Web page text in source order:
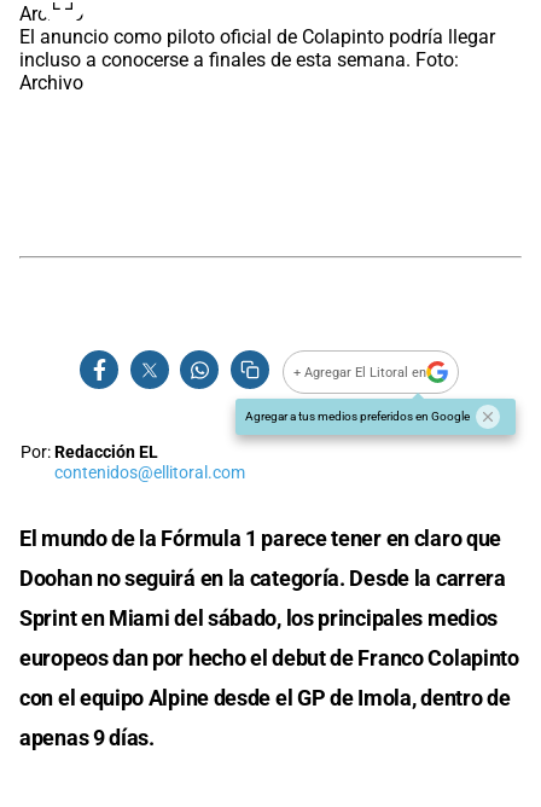
El anuncio como piloto oficial de Colapinto podría llegar
incluso a conocerse a finales de esta semana. Foto:
Archivo
+ Agregar El Litoral en
Agregar a tus medios preferidos en Google
Por:Redacción EL
contenidos@ellitoral.com
El mundo de la Fórmula 1 parece tener en claro que
Doohan no seguirá en la categoría. Desde la carrera
Sprint en Miami del sábado, los principales medios
europeos dan por hecho el debut de Franco Colapinto
con el equipo Alpine desde el GP de Imola, dentro de
apenas 9 días.